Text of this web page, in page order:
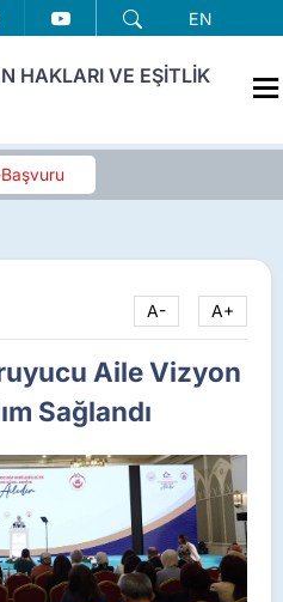
EN
HAKLARI VE EŞİTLİK
A- A+
Aile Vizyon
Sağlandı